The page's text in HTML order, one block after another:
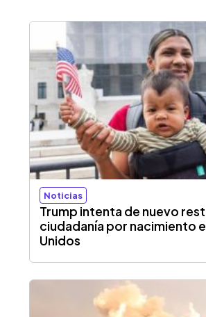
Noticias
Trump intenta de nuevo
ciudadanía por nacimiento
Unidos